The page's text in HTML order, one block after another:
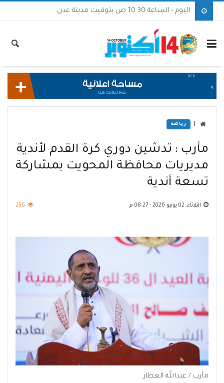
اليوم - الساعة 10:30 ص بتوقيت مدينة عدن
رياضة
مأرب : تدشين دوري كرة القدم لأندية
مديريات محافظة المحويت بمشاركة
تسعة أندية
الثلاثاء, 02 يونيو 2026 - 08:27 م 256
مأرب / عبدالله العطار